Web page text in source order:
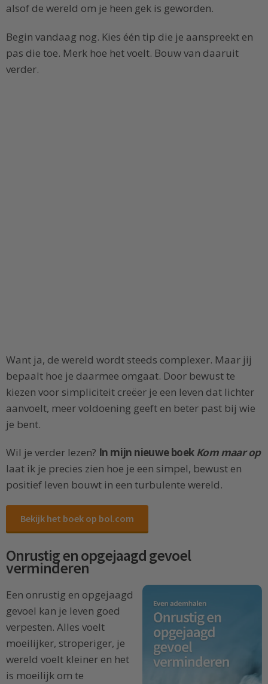
alsof de wereld om je heen gek is geworden.
Begin vandaag nog. Kies één tip die je aanspreekt en
pas die toe. Merk hoe het voelt. Bouw van daaruit
verder.
Want ja, de wereld wordt steeds complexer. Maar jij
bepaalt hoe je daarmee omgaat. Door bewust te
kiezen voor simpliciteit creëer je een leven dat lichter
aanvoelt, meer voldoening geeft en beter past bij wie
je bent.
Wil je verder lezen? In mijn nieuwe boekKom maar op
laat ik je precies zien hoe je een simpel, bewust en
positief leven bouwt in een turbulente wereld.
Bekijk het boek op bol.com
Onrustig en opgejaagd gevoel
verminderen
Een onrustig en opgejaagd
gevoel kan je leven goed
verpesten. Alles voelt
moeilijker, stroperiger, je
wereld voelt kleiner en het
is moeilijk om te